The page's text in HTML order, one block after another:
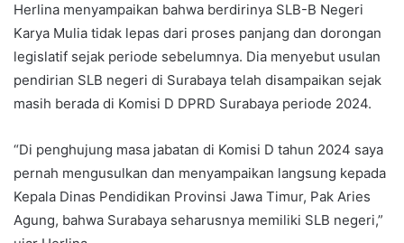
Herlina menyampaikan bahwa berdirinya SLB-B Negeri
Karya Mulia tidak lepas dari proses panjang dan dorongan
legislatif sejak periode sebelumnya. Dia menyebut usulan
pendirian SLB negeri di Surabaya telah disampaikan sejak
masih berada di Komisi D DPRD Surabaya periode 2024.
“Di penghujung masa jabatan di Komisi D tahun 2024 saya
pernah mengusulkan dan menyampaikan langsung kepada
Kepala Dinas Pendidikan Provinsi Jawa Timur, Pak Aries
Agung, bahwa Surabaya seharusnya memiliki SLB negeri,”